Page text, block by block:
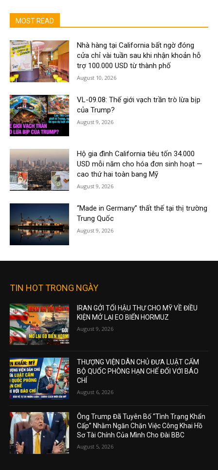
MOST READ
Nhà hàng tại California bất ngờ đóng
cửa chỉ vài tuần sau khi nhận khoản hỗ
trợ 100.000 USD từ thành phố
August 10, 2026
VL-09.08: Thế giới vạch trần trò lừa bịp
của Trump?
August 9, 2026
Hộ gia đình California tiêu tốn 34.000
USD mỗi năm cho hóa đơn sinh hoạt —
cao thứ hai toàn bang Mỹ
August 9, 2026
“Made in Germany” thất thế tại thị trường
Trung Quốc
August 9, 2026
TIN HOT TRONG NGÀY
IRAN GỞI TỐI HẬU THƯ CHO MỸ VỀ ĐIỀU
KIỆN MỞ LẠI EO BIỂN HORMUZ
August 9, 2026
THƯỢNG VIỆN DÂN CHỦ ĐƯA LUẬT CẤM
BỘ QUỐC PHÒNG HẠN CHẾ ĐỐI VỚI BÁO
CHÍ
August 6, 2026
Ông Trump Đã Tuyên Bố “Tình Trạng Khẩn
Cấp” Nhằm Ngăn Chặn Việc Công Khai Hồ
Sơ Tài Chính Của Mình Cho Đài BBC
August 5, 2026